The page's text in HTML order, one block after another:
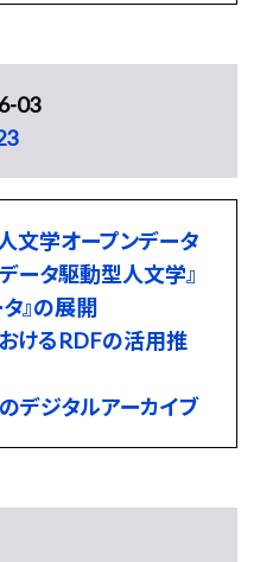
03
文学オープンデータ
ータ駆動型人文学』
』の展開
けるRDFの活用推
デジタルアーカイブ